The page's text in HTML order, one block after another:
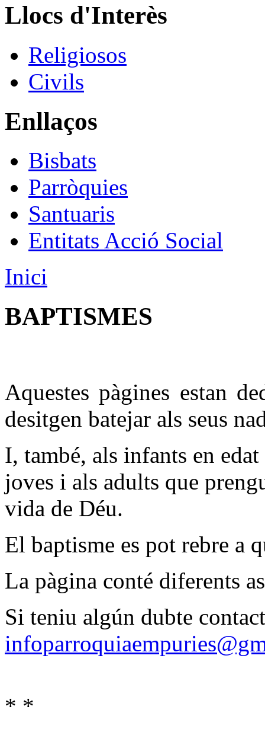
Llocs d'Interès
Religiosos
Civils
Enllaços
Bisbats
Parròquies
Santuaris
Entitats Acció Social
Inici
BAPTISMES
Aquestes pàgines estan
desitgen batejar als seus
I, també, als infants en
joves i als adults que
vida de Déu.
El baptisme es pot rebre a
La pàgina conté diferents
Si teniu algún dubte
*